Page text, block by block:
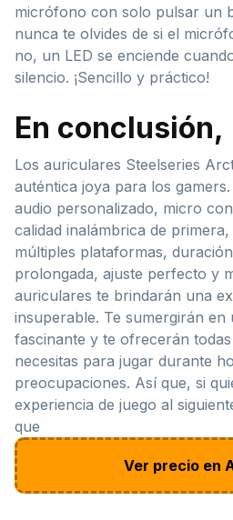
micrófono con solo pulsar un
nunca te olvides de si el
no, un LED se enciende
silencio. ¡Sencillo y práctico!
En conclusión,
Los auriculares Steelseries
auténtica joya para los
audio personalizado, micro
calidad inalámbrica de
múltiples plataformas,
prolongada, ajuste perfecto y
auriculares te brindarán una
insuperable. Te sumergirán
fascinante y te ofrecerán
necesitas para jugar durante
preocupaciones. Así que, si
experiencia de juego al
que
Ver precio en